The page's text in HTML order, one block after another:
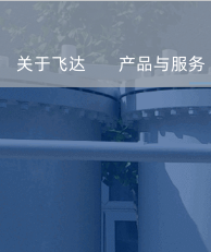
关于飞达 产品与服务